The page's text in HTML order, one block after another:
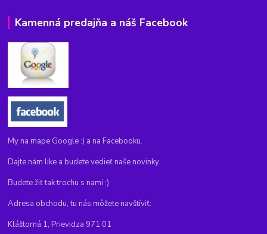
Kamenná predajňa a náš Facebook
My na mape Google :) a na Facebooku.
Dajte nám like a budete vedieť naše novinky.
Budete žiť tak trochu s nami :)
Adresa obchodu, tu nás môžete navštíviť:
Kláštorná 1, Prievidza 971 01